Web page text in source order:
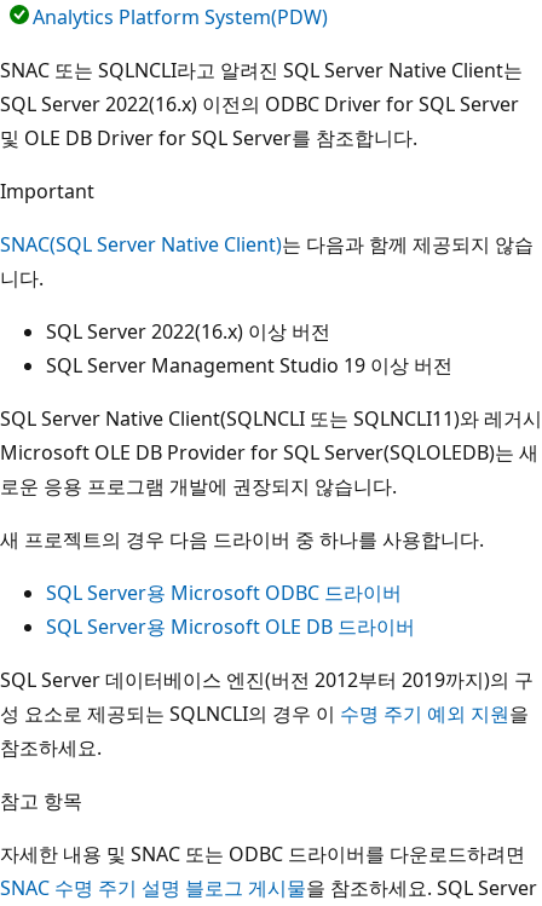
Analytics Platform System(PDW)
SNAC 또는 SQLNCLI라고 알려진 SQL Server Native Client는
SQL Server 2022(16.x) 이전의 ODBC Driver for SQL Server
및 OLE DB Driver for SQL Server를 참조합니다.
Important
SNAC(SQL Server Native Client)는 다음과 함께 제공되지 않습
니다.
SQL Server 2022(16.x) 이상 버전
SQL Server Management Studio 19 이상 버전
SQL Server Native Client(SQLNCLI 또는 SQLNCLI11)와 레거시
Microsoft OLE DB Provider for SQL Server(SQLOLEDB)는 새
로운 응용 프로그램 개발에 권장되지 않습니다.
새 프로젝트의 경우 다음 드라이버 중 하나를 사용합니다.
SQL Server용 Microsoft ODBC 드라이버
SQL Server용 Microsoft OLE DB 드라이버
SQL Server 데이터베이스 엔진(버전 2012부터 2019까지)의 구
성 요소로 제공되는 SQLNCLI의 경우 이 수명 주기 예외 지원을
참조하세요.
참고 항목
자세한 내용 및 SNAC 또는 ODBC 드라이버를 다운로드하려면
SNAC 수명 주기 설명 블로그 게시물을 참조하세요. SQL Server